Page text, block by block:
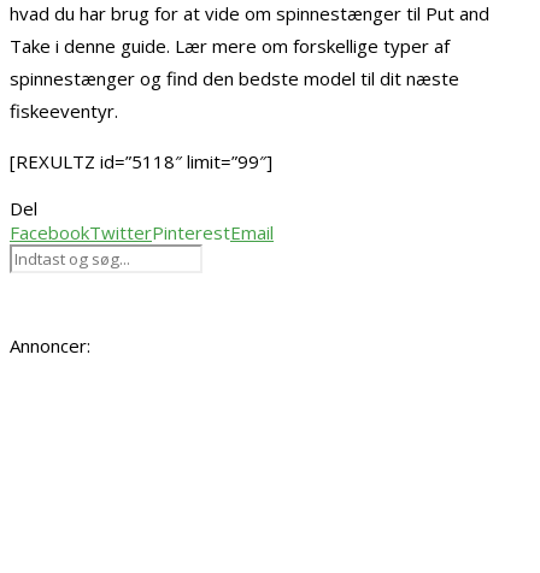
hvad du har brug for at vide om spinnestænger til Put and
Take i denne guide. Lær mere om forskellige typer af
spinnestænger og find den bedste model til dit næste
fiskeeventyr.
[REXULTZ id=”5118″ limit=”99″]
Del
FacebookTwitterPinterestEmail
Annoncer: